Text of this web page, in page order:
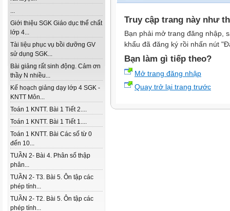
...
Giới thiệu SGK Giáo dục thể chất
lớp 4...
Tài liệu phục vụ bồi dưỡng GV
sử dụng SGK...
Bài giảng rất sinh động. Cảm ơn
thầy N nhiều...
Kế hoạch giảng dạy lớp 4 SGK -
KNTT Môn...
Toán 1 KNTT. Bài 1 Tiết 2....
Toán 1 KNTT. Bài 1 Tiết 1....
Toán 1 KNTT. Bài Các số từ 0
đến 10...
TUẦN 2- Bài 4. Phân số thập
phân...
TUẦN 2- T3. Bài 5. Ôn tập các
phép tính...
TUẦN 2- T2. Bài 5. Ôn tập các
phép tính...
Truy cập trang này như
Bạn phải mở trang đăng nhập,
khẩu đã đăng ký rồi nhấn nút
Bạn làm gì tiếp theo?
Mở trang đăng nhập
Quay trở lại trang trước